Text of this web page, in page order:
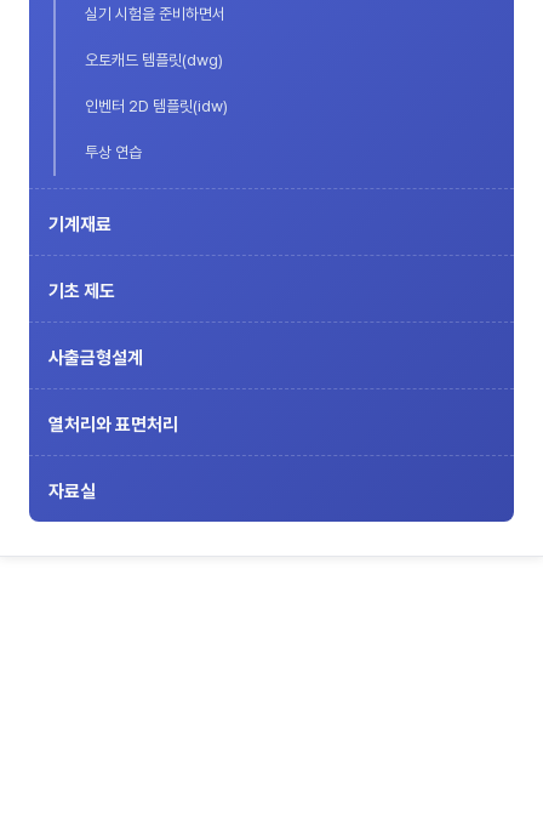
실기 시험을 준비하면서
오토캐드 템플릿(dwg)
인벤터 2D 템플릿(idw)
투상 연습
기계재료
기초 제도
사출금형설계
열처리와 표면처리
자료실